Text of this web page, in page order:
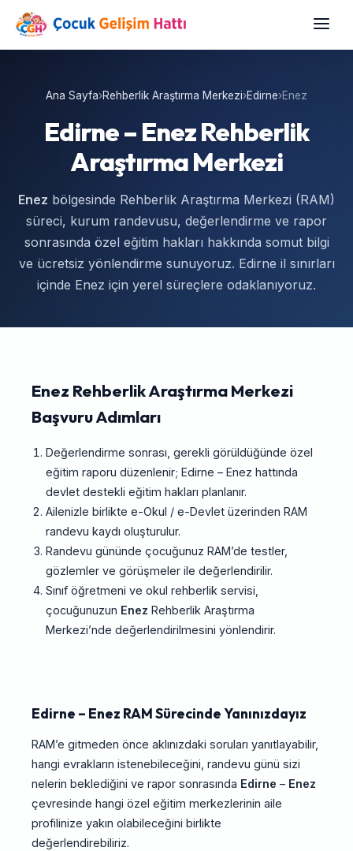
Ana Sayfa›Rehberlik Araştırma Merkezi›Edirne›Enez
Edirne – Enez Rehberlik
Araştırma Merkezi
Enez bölgesinde Rehberlik Araştırma Merkezi (RAM)
süreci, kurum randevusu, değerlendirme ve rapor
sonrasında özel eğitim hakları hakkında somut bilgi
ve ücretsiz yönlendirme sunuyoruz. Edirne il sınırları
içinde Enez için yerel süreçlere odaklanıyoruz.
Enez Rehberlik Araştırma Merkezi
Başvuru Adımları
Değerlendirme sonrası, gerekli görüldüğünde özel
eğitim raporu düzenlenir; Edirne – Enez hattında
devlet destekli eğitim hakları planlanır.
Ailenizle birlikte e-Okul / e-Devlet üzerinden RAM
randevu kaydı oluşturulur.
Randevu gününde çocuğunuz RAM’de testler,
gözlemler ve görüşmeler ile değerlendirilir.
Sınıf öğretmeni ve okul rehberlik servisi,
çocuğunuzun Enez Rehberlik Araştırma
Merkezi’nde değerlendirilmesini yönlendirir.
Edirne – Enez RAM Sürecinde Yanınızdayız
RAM’e gitmeden önce aklınızdaki soruları yanıtlayabilir,
hangi evrakların istenebileceğini, randevu günü sizi
nelerin beklediğini ve rapor sonrasında Edirne – Enez
çevresinde hangi özel eğitim merkezlerinin aile
profilinize yakın olabileceğini birlikte
değerlendirebiliriz.